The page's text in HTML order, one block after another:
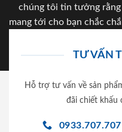
chúng tôi tin tưởng rằng
mang tới cho bạn chắc
TƯ VẤN
Hỗ trợ tư vấn về sản
đãi chiết khấu
0933.707.707